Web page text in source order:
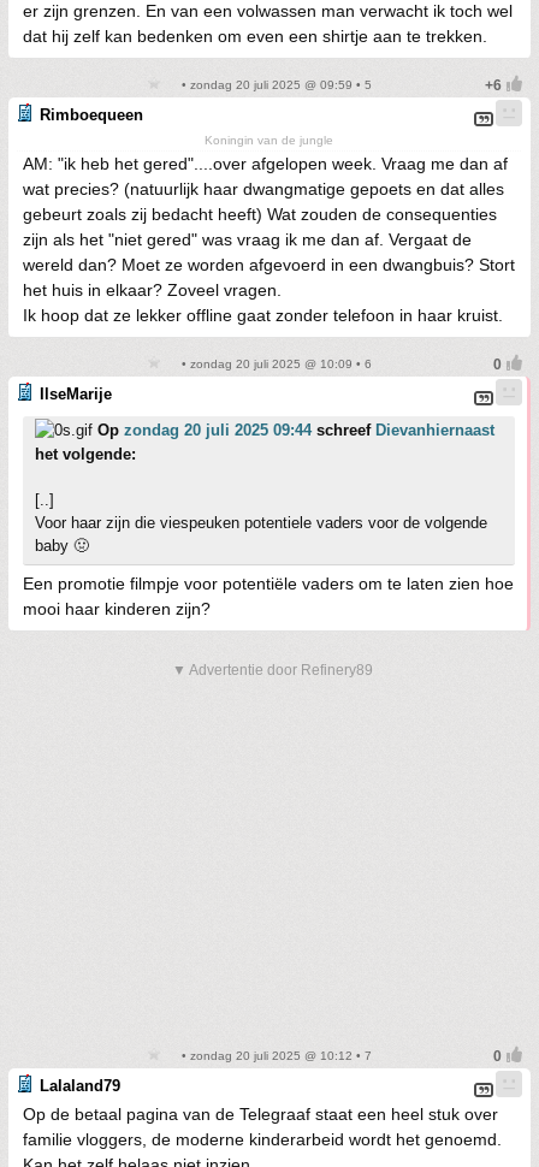
er zijn grenzen. En van een volwassen man verwacht ik toch wel
dat hij zelf kan bedenken om even een shirtje aan te trekken.
• zondag 20 juli 2025 @ 09:59 • 5
Rimboequeen
Koningin van de jungle
AM: "ik heb het gered"....over afgelopen week. Vraag me dan af
wat precies? (natuurlijk haar dwangmatige gepoets en dat alles
gebeurt zoals zij bedacht heeft) Wat zouden de consequenties
zijn als het "niet gered" was vraag ik me dan af. Vergaat de
wereld dan? Moet ze worden afgevoerd in een dwangbuis? Stort
het huis in elkaar? Zoveel vragen.
Ik hoop dat ze lekker offline gaat zonder telefoon in haar kruist.
• zondag 20 juli 2025 @ 10:09 • 6
IlseMarije
Op zondag 20 juli 2025 09:44schreef Dievanhiernaast
het volgende:
[..]
Voor haar zijn die viespeuken potentiele vaders voor de volgende
baby 🤢
Een promotie filmpje voor potentiële vaders om te laten zien hoe
mooi haar kinderen zijn?
▼ Advertentie door Refinery89
• zondag 20 juli 2025 @ 10:12 • 7
Lalaland79
Op de betaal pagina van de Telegraaf staat een heel stuk over
familie vloggers, de moderne kinderarbeid wordt het genoemd.